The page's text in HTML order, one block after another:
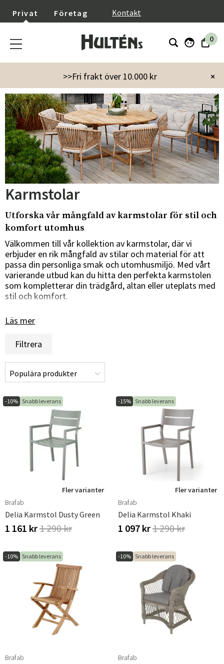
Privat Företag Kontakt
0
×
>>Fri frakt över 10.000 kr
Utemöbler Utestolar Karmstolar
Karmstolar
Utforska vår mångfald av karmstolar för stil och
komfort utomhus
Välkommen till vår kollektion av karmstolar, där vi
erbjuder en rik mångfald av stilar och material för att
passa din personliga smak och utomhusmiljö. Med vårt
varierande utbud kan du hitta den perfekta karmstolen
som kompletterar din trädgård, altan eller uteplats med
stil och komfort.
Mångfaldig design för att passa alla smaker
karmstolar som täcker alla stilar och preferenser.
modern metallkarmstol eller en stilren
konstmaterialstol, har vi alternativ som passar din unika
Material av hög kvalitet för långvarig njutning
Våra karmstolar är tillverkade av material av hög kvalitet
för att säkerställa långvarig komfort och hållbarhet
utomhus. Från väderbeständigt trä och slitstarka
metallramar till lättskötta konstmaterial, vårt utbud av
material är noggrant utvalt för att klara av
utmaningarna med utomhusmiljön och samtidigt behålla
sin skönhet år efter år.
Läs mer
Filtrera
-10% Snabb leverans
Fler varianter
Brafab
Delia Karmstol Dusty Green
1 161 kr1 290 kr
-15% Snabb leverans
Fler varianter
Brafab
Delia Karmstol Khaki
1 097 kr1 290 kr
-10% Snabb leverans
Brafab
-10% Snabb leverans
Brafab